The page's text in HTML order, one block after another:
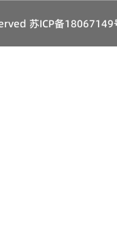
苏ICP备